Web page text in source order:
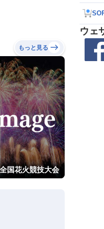
もっと見る
国花火競技大会
ウェ